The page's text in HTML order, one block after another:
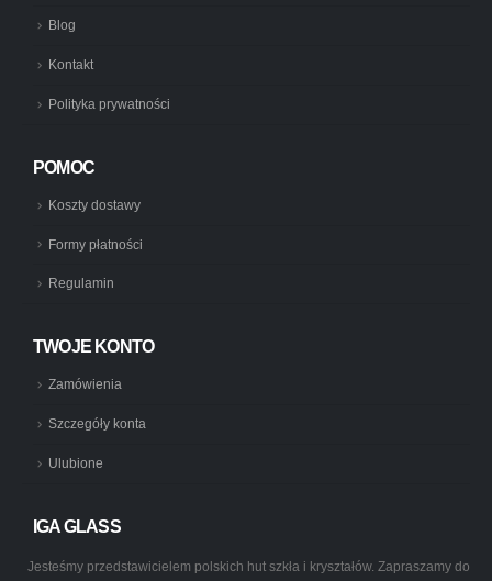
Blog
Kontakt
Polityka prywatności
POMOC
Koszty dostawy
Formy płatności
Regulamin
TWOJE KONTO
Zamówienia
Szczegóły konta
Ulubione
IGA GLASS
Jesteśmy przedstawicielem polskich hut szkła i kryształów. Zapraszamy do